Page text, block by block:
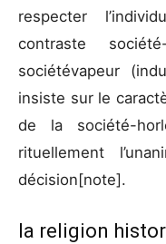
respecter
contraste
sociétévapeur
insiste sur le
de la société-
rituellement
décision[note].
la religion